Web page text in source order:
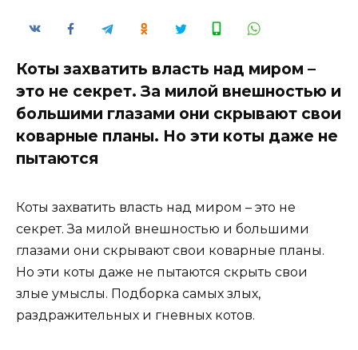
Коты захватить власть над миром –
это не секрет. За милой внешностью и
большими глазами они скрывают свои
коварные планы. Но эти коты даже не
пытаются
Коты захватить власть над миром – это не
секрет. За милой внешностью и большими
глазами они скрывают свои коварные планы.
Но эти коты даже не пытаются скрыть свои
злые умыслы. Подборка самых злых,
раздражительных и гневных котов.